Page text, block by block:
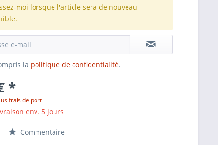
moi lorsque l'article sera de nouveau
la politique de confidentialité.
*
frais de port
env. 5 jours
Commentaire